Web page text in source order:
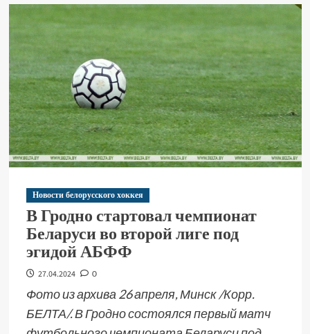
Новости белорусского хоккея
В Гродно стартовал чемпионат
Беларуси во второй лиге под
эгидой АБФФ
27.04.2024 0
Фото из архива 26 апреля, Минск /Корр.
БЕЛТА/. В Гродно состоялся первый матч